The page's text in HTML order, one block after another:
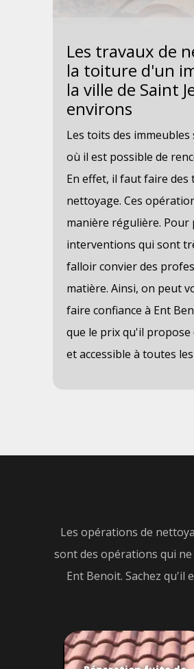
Les travaux de
la toiture d'un
la ville de Saint
environs
Les toits des
où il est possible de
En effet, il faut faire des
nettoyage. Ces
manière régulière. Pour
interventions qui sont
falloir convier des
matière. Ainsi, on peut
faire confiance à Ent
que le prix qu'il
et accessible à toutes
Les opérations de
sont des opérations qui
Ent Benoit. Sachez